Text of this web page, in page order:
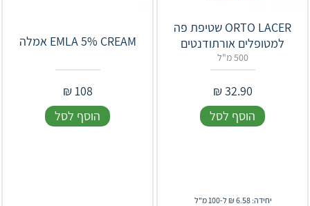
‎ORTO LACER‎ שטיפת פה
למטופלים אורתודנטים
500 מ"ל
32.90
₪
הוסף לסל
יחידה: 6.58 ₪ ל-100 מ"ל
EMLA 5% CREAM אמלה
108
₪
הוסף לסל